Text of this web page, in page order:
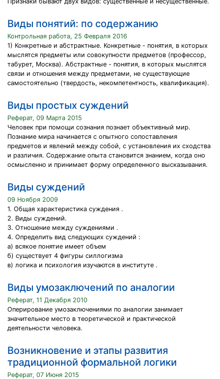
Виды понятий: по содержанию
Контрольная работа, 25 Февраля 2016
1) Конкретные и абстрактные. Конкретные - понятия, в которых
мыслятся предметы или совокупности предметов (профессор,
табурет, Москва). Абстрактные - понятия, в которых мыслятся
связи и отношения между предметами, не существующие
самостоятельно (твердость, некомпетентность, квалификация).
Виды простых суждений
Реферат, 09 Марта 2015
Человек при помощи сознания познает объективный мир.
Познание мира начинается с опытного сопоставления
предметов и явлений между собой, с установления их сходства
и различия. Содержание опыта становится знанием, когда оно
осмысленно и принимает форму определенного высказывания.
Виды суждений
09 Ноября 2009
1. Общая характеристика суждения .
2. Виды суждений.
3. Отношение между суждениями .
4. Определить вид следующих суждений :
а) всякое понятие имеет объем
б) существует 4 фигуры силлогизма
в) логика и психология изучаются в институте .
Виды умозаключений по аналогии
Реферат, 11 Декабря 2010
Оперирование умозаключениями по аналогии занимает
значительное место в теоретической и практической
деятельности человека.
Возникновение и этапы развития
традиционной формальной логики
Реферат, 07 Июня 2015